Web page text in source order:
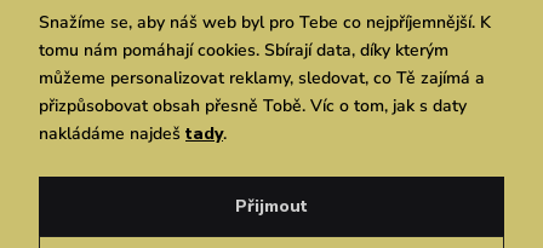
Simplia.cz
Zásady ochrany osobních údajů
Snažíme se, aby náš web byl pro Tebe co nejpříjemnější. K
tomu nám pomáhají cookies. Sbírají data, díky kterým
můžeme personalizovat reklamy, sledovat, co Tě zajímá a
přizpůsobovat obsah přesně Tobě. Víc o tom, jak s daty
nakládáme najdeš tady.
Přijmout